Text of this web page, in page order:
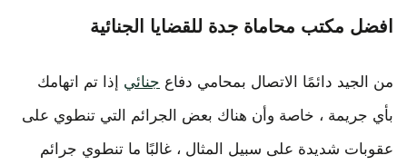
افضل مكتب محاماة جدة للقضايا الجنائية
من الجيد دائمًا الاتصال بمحامي دفاع جنائي إذا تم اتهامك
بأي جريمة ، خاصة وأن هناك بعض الجرائم التي تنطوي على
عقوبات شديدة على سبيل المثال ، غالبًا ما تنطوي جرائم